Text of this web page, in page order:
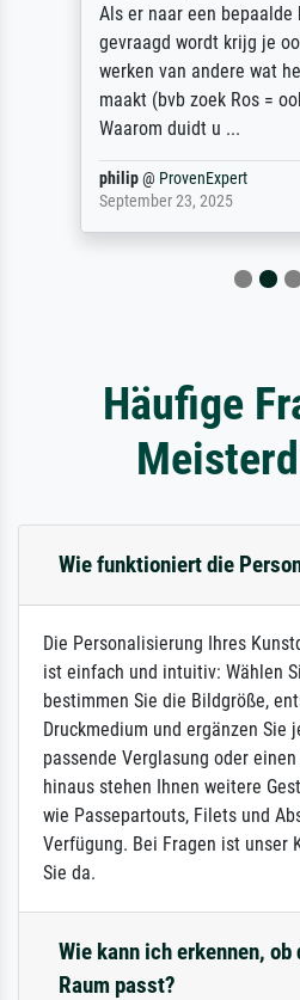
Als er naar een bepaalde
gevraagd wordt krijg je
werken van andere wat
maakt (bvb zoek Ros =
Waarom duidt u ...
philip@ ProvenExpert
September 23, 2025
Häufige
Wie funktioniert die
Die Personalisierung Ihres
ist einfach und intuitiv: Wählen
bestimmen Sie die Bildgröße,
Druckmedium und ergänzen Sie
passende Verglasung oder
hinaus stehen Ihnen weitere
wie Passepartouts, Filets und
Verfügung. Bei Fragen ist unser
Sie da.
Wie kann ich erkennen,
Raum passt?